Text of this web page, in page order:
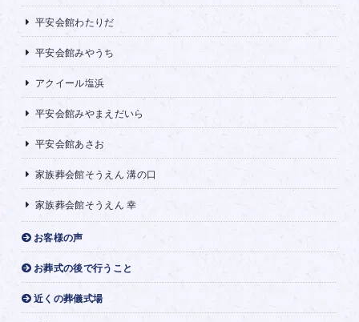
平安会館わたりだ
平安会館みやうち
アクイール塩浜
平安会館みやまえだいら
平安会館あさお
家族葬会館そうえん 溝の口
家族葬会館そうえん 幸
お客様の声
お葬式の後で行うこと
近くの葬儀式場